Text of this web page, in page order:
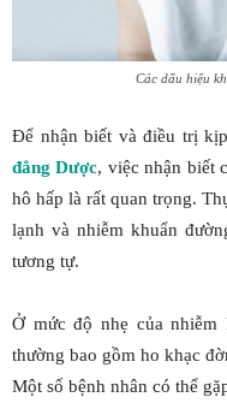
Các dấu hiệu
Để nhận biết và điều trị
đẳng Dược, việc nhận biết
hô hấp là rất quan trọng.
lạnh và nhiễm khuẩn
tương tự.
Ở mức độ nhẹ của nhiễm
thường bao gồm ho khạc
Một số bệnh nhân có thể